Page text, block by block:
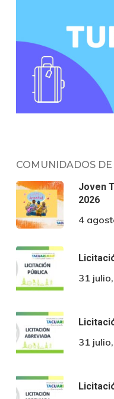
COMUNIDADOS
Joven
2026
4
31
31